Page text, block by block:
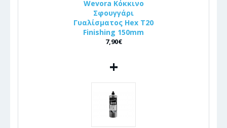
Wevora Κόκκινο
Σφουγγάρι
Γυαλίσματος Hex T20
Finishing 150mm
7,90€
+